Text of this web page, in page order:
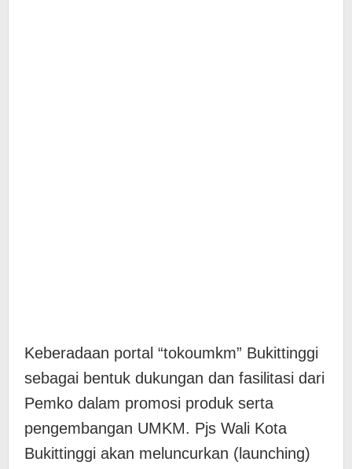
Keberadaan portal “tokoumkm” Bukittinggi
sebagai bentuk dukungan dan fasilitasi dari
Pemko dalam promosi produk serta
pengembangan UMKM. Pjs Wali Kota
Bukittinggi akan meluncurkan (launching)